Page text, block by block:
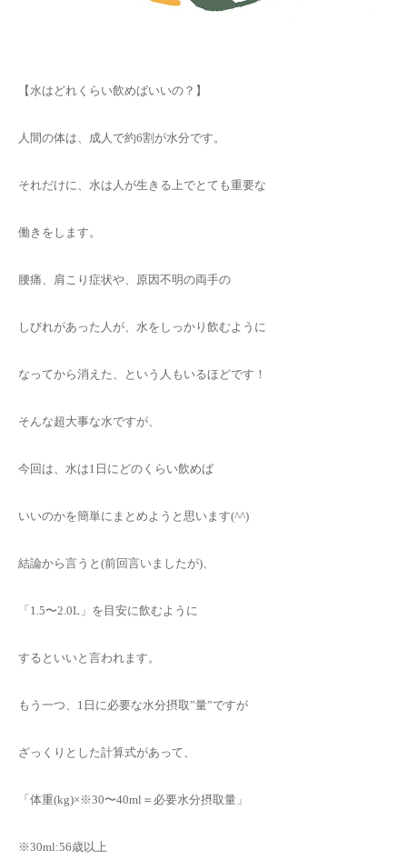
【水はどれくらい飲めばいいの？】
人間の体は、成人で約6割が水分です。
それだけに、水は人が生きる上でとても重要な
働きをします。
腰痛、肩こり症状や、原因不明の両手の
しびれがあった人が、水をしっかり飲むように
なってから消えた、という人もいるほどです！
そんな超大事な水ですが、
今回は、水は1日にどのくらい飲めば
いいのかを簡単にまとめようと思います(^^)
結論から言うと(前回言いましたが)、
「1.5〜2.0L」を目安に飲むように
するといいと言われます。
もう一つ、1日に必要な水分摂取”量”ですが
ざっくりとした計算式があって、
「体重(kg)×※30〜40ml＝必要水分摂取量」
※30ml:56歳以上
お問い合わせ
ブログ